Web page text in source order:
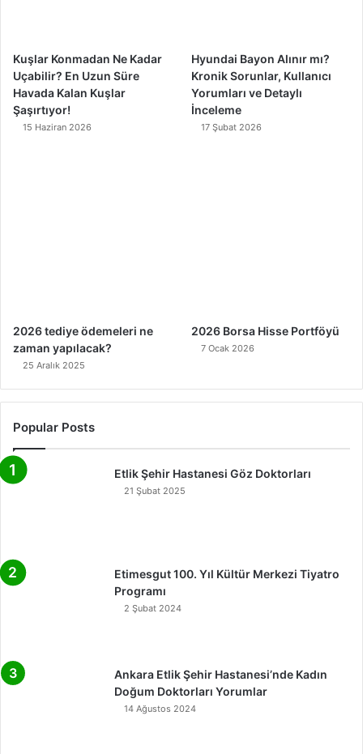
Kuşlar Konmadan Ne Kadar
Uçabilir? En Uzun Süre
Havada Kalan Kuşlar
Şaşırtıyor!
15 Haziran 2026
Hyundai Bayon Alınır mı?
Kronik Sorunlar, Kullanıcı
Yorumları ve Detaylı
İnceleme
17 Şubat 2026
2026 tediye ödemeleri ne
zaman yapılacak?
25 Aralık 2025
2026 Borsa Hisse Portföyü
7 Ocak 2026
Popular Posts
Etlik Şehir Hastanesi Göz Doktorları
21 Şubat 2025
Etimesgut 100. Yıl Kültür Merkezi Tiyatro
Programı
2 Şubat 2024
Ankara Etlik Şehir Hastanesi’nde Kadın
Doğum Doktorları Yorumlar
14 Ağustos 2024